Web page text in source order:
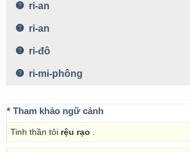
ri-an
ri-an
ri-đô
ri-mi-phông
* Tham khảo ngữ cảnh
Tinh thần tôi rệu rạo